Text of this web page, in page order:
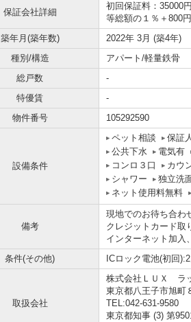
保証会社詳細
初回保証料：35000
等総額の１％＋800
築年月(築年数) 2022年 3月 (築4年)
種別/構造
アパート/軽量鉄骨
総戸数
-
特優賃
-
物件番号
105292590
設備条件
ペット相談 保証
公共下水
電気有
コンロ３口
カウ
シャワー
独立洗
ネット使用料無料
備考
現地でのお待ち合わ
クレジットカード取
インターネット加入
条件(その他)
ICロック電池(初回
取扱会社
株式会社ＬＵＸ ラ
東京都八王子市旭町
TEL:042-631-9580
東京都知事 (3) 第